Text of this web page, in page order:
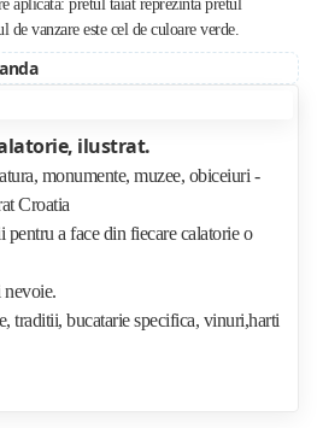
aplicata: pretul taiat reprezinta pretul
de vanzare este cel de culoare verde.
ilustrat.
monumente, muzee, obiceiuri -
Croatia
a face din fiecare calatorie o
nevoie.
traditii, bucatarie specifica, vinuri,harti